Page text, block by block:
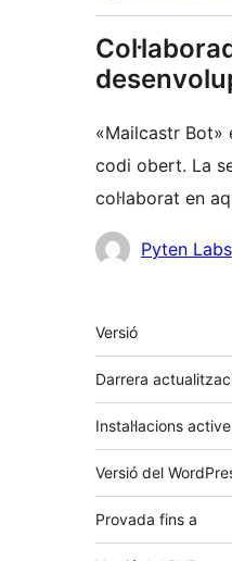
«Mailcastr Bot»
codi obert. La
col·laborat en
Col·laboradors
Pyten Labs
Meta
Versió
Darrera
Instal·lacions
Versió del
Provada fins a